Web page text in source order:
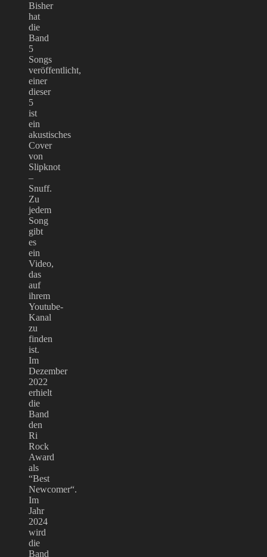
Bisher
hat
die
Band
5
Songs
veröffentlicht,
einer
dieser
5
ist
ein
akustisches
Cover
von
Slipknot
–
Snuff.
Zu
jedem
Song
gibt
es
ein
Video,
das
auf
ihrem
Youtube-
Kanal
zu
finden
ist.
Im
Dezember
2022
erhielt
die
Band
den
Ri
Rock
Award
als
“Best
Newcomer“.
Im
Jahr
2024
wird
die
Band